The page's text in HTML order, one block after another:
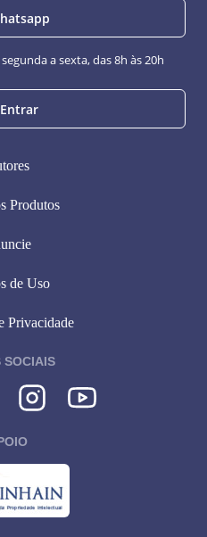
Entrar
a sexta, das 8h às 20h
Produtos
de Uso
Privacidade
SOCIAIS